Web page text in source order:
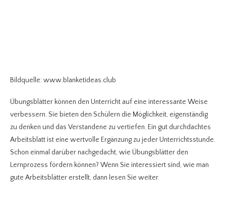
Bildquelle: www.blanketideas.club
Übungsblätter können den Unterricht auf eine interessante Weise
verbessern. Sie bieten den Schülern die Möglichkeit, eigenständig
zu denken und das Verstandene zu vertiefen. Ein gut durchdachtes
Arbeitsblatt ist eine wertvolle Ergänzung zu jeder Unterrichtsstunde.
Schon einmal darüber nachgedacht, wie Übungsblätter den
Lernprozess fördern können? Wenn Sie interessiert sind, wie man
gute Arbeitsblätter erstellt, dann lesen Sie weiter.